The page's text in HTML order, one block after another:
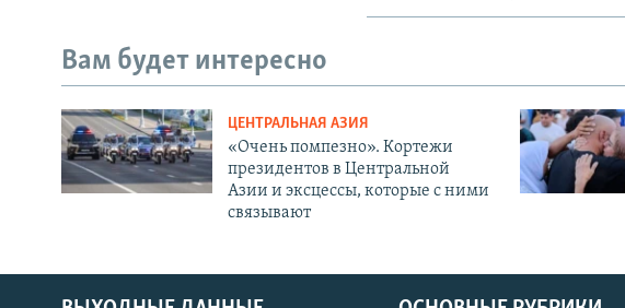
Вам будет интересно
ЦЕНТРАЛЬНАЯ АЗИЯ
«Очень помпезно». Кортежи
президентов в Центральной
Азии и эксцессы, которые с ними
связывают